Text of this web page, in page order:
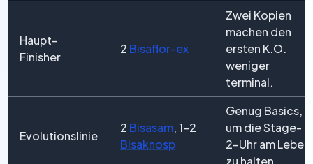
Haupt-
Finisher
2 Bisaflor-ex
Zwei Kopien
machen den
ersten K.O.
weniger
terminal.
Evolutionslinie
2 Bisasam, 1–2
Bisaknosp
Genug Basics,
um die Stage-
2-Uhr am Leben
zu halten.